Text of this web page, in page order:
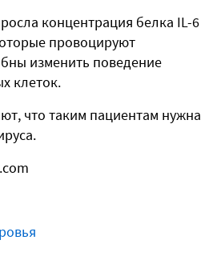
концентрация белка IL-6
провоцируют
изменить поведение
клеток.
что таким пациентам нужна